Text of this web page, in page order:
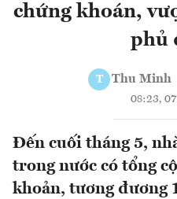
chứng khoán,
phủ
T Thu Minh
08:23,
Đến cuối tháng 5,
trong nước có tổng
khoản, tương đương